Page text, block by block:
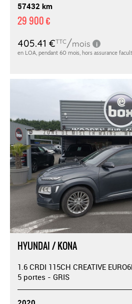
57432 km
29 900 €
HYUNDAI / KONA
1.6 CRDI 115CH CREATIVE
5 portes - GRIS